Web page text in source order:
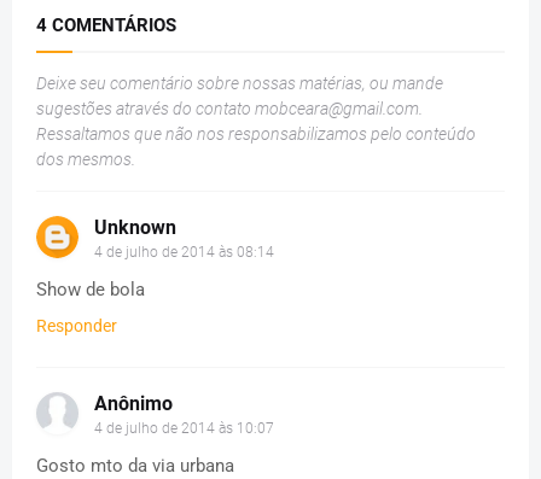
4 COMENTÁRIOS
Deixe seu comentário sobre nossas matérias, ou mande
sugestões através do contato mobceara@gmail.com.
Ressaltamos que não nos responsabilizamos pelo conteúdo
dos mesmos.
Unknown
4 de julho de 2014 às 08:14
Show de bola
Responder
Anônimo
4 de julho de 2014 às 10:07
Gosto mto da via urbana